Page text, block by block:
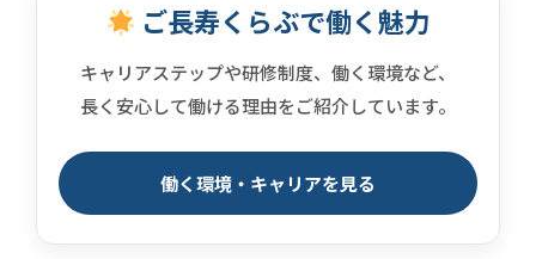
ご長寿くらぶで働く魅力
キャリアステップや研修制度、働く環境など、
長く安心して働ける理由をご紹介しています。
働く環境・キャリアを見る